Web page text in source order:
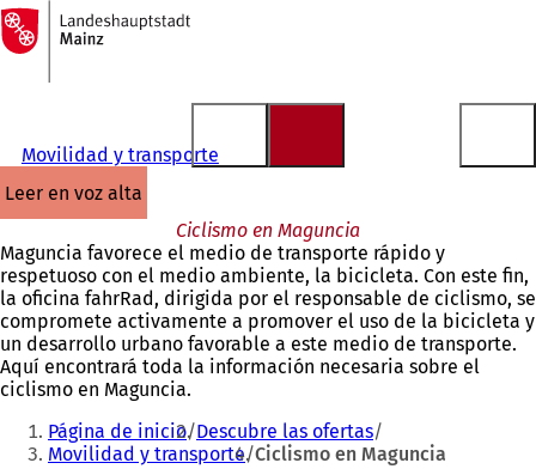
Saltar al contenido
A
la
página
Movilidad y transporte
leer en voz alta
Ciclismo en Maguncia
Maguncia favorece el medio de transporte rápido y
respetuoso con el medio ambiente, la bicicleta. Con este fin,
la oficina fahrRad, dirigida por el responsable de ciclismo, se
compromete activamente a promover el uso de la bicicleta y
un desarrollo urbano favorable a este medio de transporte.
Aquí encontrará toda la información necesaria sobre el
ciclismo en Maguncia.
Estás
aquí:
Página de inicio Descubre las ofertas
Movilidad y transporte Ciclismo en Maguncia